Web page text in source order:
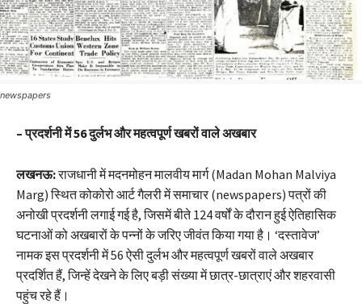
newspapers
– प्रदर्शनी में 56 दुर्लभ और महत्वपूर्ण खबरों वाले अखबार
लखनऊ:राजधानी में मदनमोहन मालवीय मार्ग (Madan Mohan Malviya
Marg) स्थित कोकोरो आर्ट गैलरी में समाचार (newspapers) पत्रों की
अनोखी प्रदर्शनी लगाई गई है, जिसमें बीते 124 वर्षों के दौरान हुई ऐतिहासिक
घटनाओं को अखबारों के पन्नों के जरिए जीवंत किया गया है। ‘दस्तावेज’
नामक इस प्रदर्शनी में 56 ऐसी दुर्लभ और महत्वपूर्ण खबरों वाले अखबार
प्रदर्शित हैं, जिन्हें देखने के लिए बड़ी संख्या में छात्र-छात्राएं और शहरवासी
पहुंच रहे हैं।